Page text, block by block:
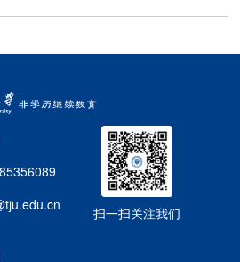
扫一扫关注我们